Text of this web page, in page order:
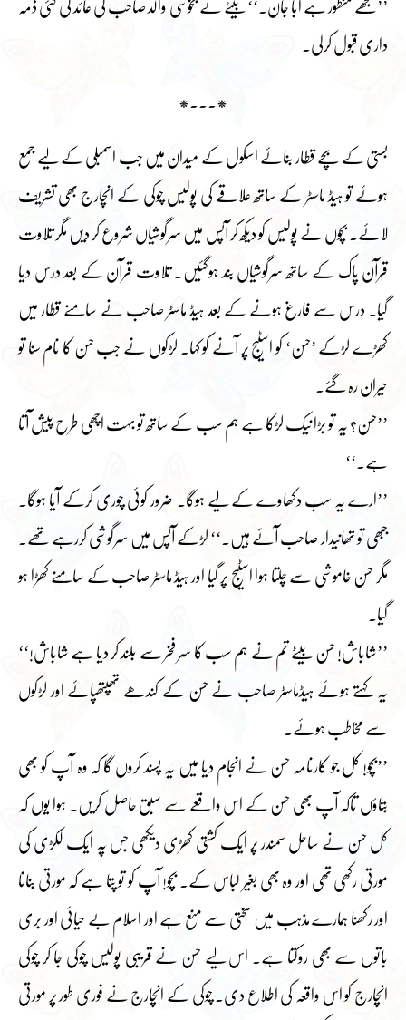
’’مجھے منظور ہے ابا جان۔‘‘ بیٹے نے بخوشی والد صاحب کی عائد کی گئی ذمہ
داری قبول کرلی۔
*۔۔۔*
بستی کے بچے قطار بنائے اسکول کے میدان میں جب اسمبلی کے لیے جمع
ہوئے تو ہیڈ ماسٹر کے ساتھ علاقے کی پولیس چوکی کے انچارج بھی تشریف
لائے۔ بچوں نے پولیس کو دیکھ کر آپس میں سرگوشیاں شروع کر دیں مگر تلاوت
قرآن پاک کے ساتھ سرگوشیاں بند ہوگئیں۔ تلاوت قرآن کے بعد درس دیا
گیا۔ درس سے فارغ ہونے کے بعد ہیڈ ماسٹر صاحب نے سامنے قطار میں
کھڑے لڑکے ’حسن‘ کو اسٹیج پر آنے کو کہا۔ لڑکوں نے جب حسن کا نام سنا تو
حیران رہ گئے۔
’’حسن؟ یہ تو بڑا نیک لڑکا ہے ہم سب کے ساتھ تو بہت اچھی طرح پیش آتا
ہے۔‘‘
’’ارے یہ سب دکھاوے کے لیے ہوگا۔ ضرور کوئی چوری کرکے آیا ہوگا۔
جبھی تو تھانیدار صاحب آئے ہیں۔‘‘ لڑکے آپس میں سرگوشی کررہے تھے۔
مگر حسن خاموشی سے چلتا ہوا اسٹیج پر گیا اور ہیڈ ماسٹر صاحب کے سامنے کھڑا ہو
گیا۔
’’شاباش! حسن بیٹے تم نے ہم سب کا سر فخر سے بلند کر دیا ہے شاباش!‘‘
یہ کہتے ہوئے ہیڈماسٹر صاحب نے حسن کے کندھے تھپتھپائے اور لڑکوں
سے مخاطب ہوئے۔
’’بچو! کل جو کارنامہ حسن نے انجام دیا میں یہ پسند کروں گا کہ وہ آپ کو بھی
بتاؤں تاکہ آپ بھی حسن کے اس واقعے سے سبق حاصل کریں۔ ہوا یوں کہ
کل حسن نے ساحل سمندر پر ایک کشتی کھڑی دیکھی جس پہ ایک لکڑی کی
مورتی رکھی تھی اور وہ بھی بغیر لباس کے۔ بچو! آپ کو تو پتا ہے کہ مورتی بنانا
اور رکھنا ہمارے مذہب میں سختی سے منع ہے اور اسلام بے حیائی اور بری
باتوں سے بھی روکتا ہے۔ اس لیے حسن نے قریبی پولیس چوکی جا کر چوکی
انچارج کو اس واقعہ کی اطلاع دی۔ چوکی کے انچارج نے فوری طور پر مورتی